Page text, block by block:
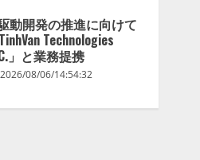
動開発の推進に向けて
TinhVan Technologies
」と業務提携
2026/08/06/14:54:32